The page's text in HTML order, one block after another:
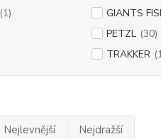
(1) GIANTS
PETZL (30)
TRAKKER
Nejlevnější Nejdražší